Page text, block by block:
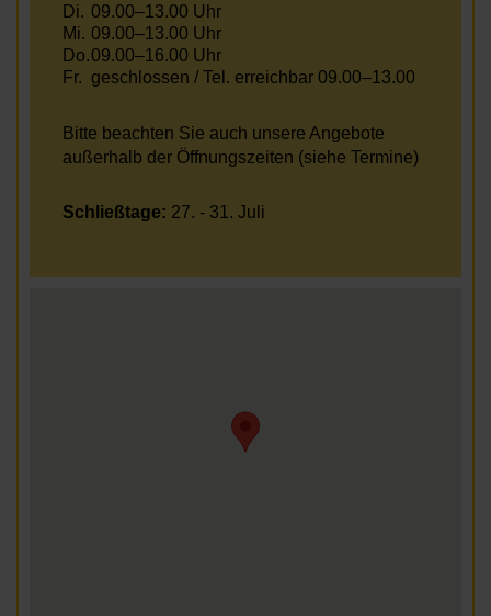
Di. 09.00–13.00 Uhr
Mi. 09.00–13.00 Uhr
Do.09.00–16.00 Uhr
Fr. geschlossen / Tel. erreichbar 09.00–13.00
Bitte beachten Sie auch unsere Angebote
außerhalb der Öffnungszeiten (siehe Termine)
Schließtage: 27. - 31. Juli